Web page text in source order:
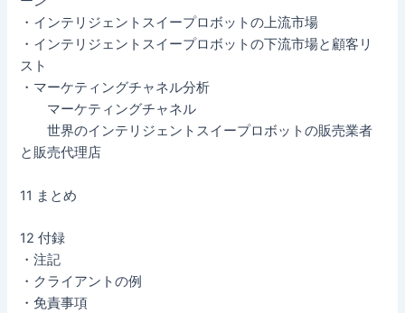
・インテリジェントスイープロボットの上流市場
・インテリジェントスイープロボットの下流市場と顧客リ
スト
・マーケティングチャネル分析
マーケティングチャネル
世界のインテリジェントスイープロボットの販売業者
と販売代理店
11 まとめ
12 付録
・注記
・クライアントの例
・免責事項